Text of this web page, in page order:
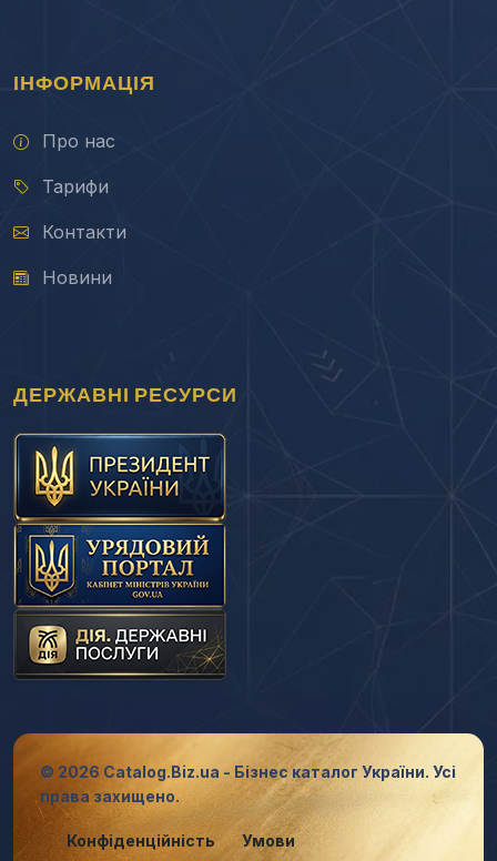
ІНФОРМАЦІЯ
Про нас
Тарифи
Контакти
Новини
ДЕРЖАВНІ РЕСУРСИ
© 2026 Catalog.Biz.ua - Бізнес каталог України. Усі
права захищено.
Конфіденційність Умови